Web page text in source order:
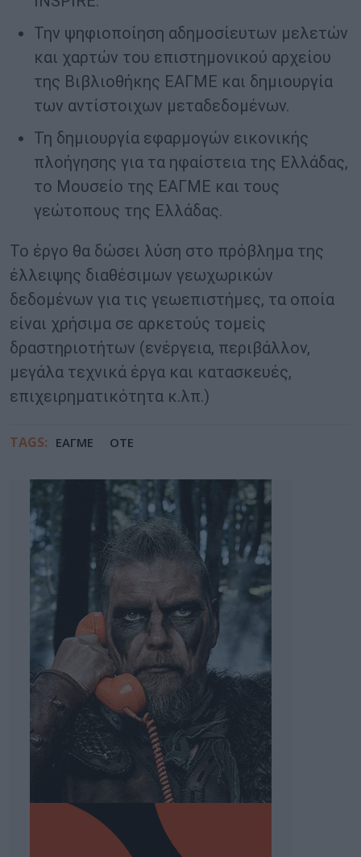
Την ψηφιοποίηση αδημοσίευτων μελετών
και χαρτών του επιστημονικού αρχείου
της Βιβλιοθήκης ΕΑΓΜΕ και δημιουργία
των αντίστοιχων μεταδεδομένων.
Τη δημιουργία εφαρμογών εικονικής
πλοήγησης για τα ηφαίστεια της Ελλάδας,
το Μουσείο της ΕΑΓΜΕ και τους
γεώτοπους της Ελλάδας.
Το έργο θα δώσει λύση στο πρόβλημα της
έλλειψης διαθέσιμων γεωχωρικών
δεδομένων για τις γεωεπιστήμες, τα οποία
είναι χρήσιμα σε αρκετούς τομείς
δραστηριοτήτων (ενέργεια, περιβάλλον,
μεγάλα τεχνικά έργα και κατασκευές,
επιχειρηματικότητα κ.λπ.)
TAGS: ΕΑΓΜΕ ΟΤΕ